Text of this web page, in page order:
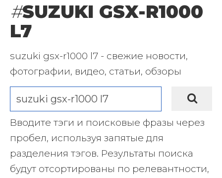
#SUZUKI GSX-R1000
L7
suzuki gsx-r1000 l7 - свежие новости,
фотографии, видео, статьи, обзоры
Вводите тэги и поисковые фразы через
пробел, используя запятые для
разделения тэгов. Результаты поиска
будут отсортированы по релевантности,